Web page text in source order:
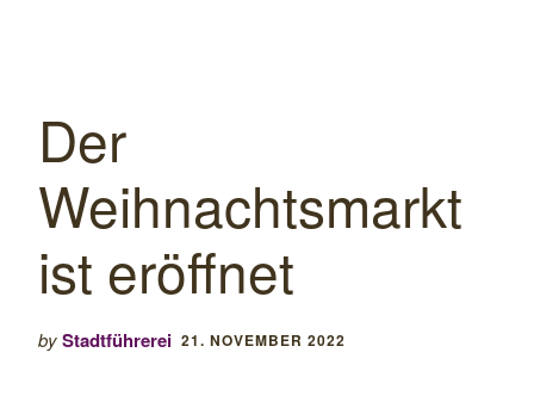
Der
Weihnachtsmarkt
ist eröffnet
byStadtführerei 21. NOVEMBER 2022